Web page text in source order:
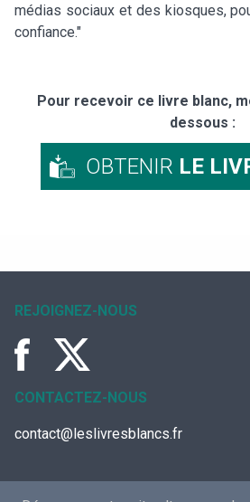
médias sociaux et des kiosques,
confiance."
Pour recevoir ce livre blanc,
dessous :
OBTENIR LE
REJOIGNEZ-NOUS
CONTACTEZ-NOUS
contact@leslivresblancs.fr